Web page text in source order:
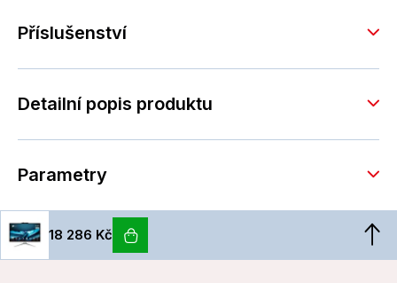
Příslušenství
Detailní popis produktu
Parametry
18 286 Kč